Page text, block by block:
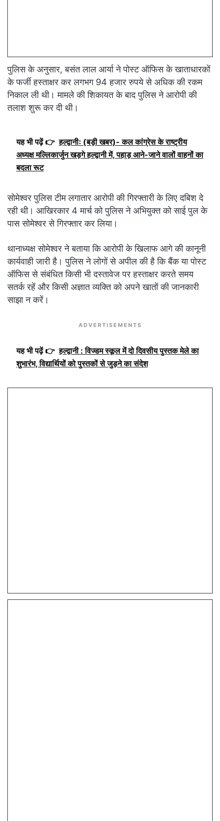
पुलिस के अनुसार, बसंत लाल आर्या ने पोस्ट ऑफिस के खाताधारकों
के फर्जी हस्ताक्षर कर लगभग 94 हजार रुपये से अधिक की रकम
निकाल ली थी। मामले की शिकायत के बाद पुलिस ने आरोपी की
तलाश शुरू कर दी थी।
यह भी पढ़ें 👉 हल्द्वानीः (बड़ी खबर)- कल कांग्रेस के राष्ट्रीय
अध्यक्ष मल्लिकार्जुन खड़गे हल्द्वानी में, पहाड़ आने-जाने वालों वाहनों का
बदला रूट
सोमेश्वर पुलिस टीम लगातार आरोपी की गिरफ्तारी के लिए दबिश दे
रही थी। आखिरकार 4 मार्च को पुलिस ने अभियुक्त को साई पुल के
पास सोमेश्वर से गिरफ्तार कर लिया।
थानाध्यक्ष सोमेश्वर ने बताया कि आरोपी के खिलाफ आगे की कानूनी
कार्यवाही जारी है। पुलिस ने लोगों से अपील की है कि बैंक या पोस्ट
ऑफिस से संबंधित किसी भी दस्तावेज पर हस्ताक्षर करते समय
सतर्क रहें और किसी अज्ञात व्यक्ति को अपने खातों की जानकारी
साझा न करें।
ADVERTISEMENTS
यह भी पढ़ें 👉 हल्द्वानी : विज्डम स्कूल में दो दिवसीय पुस्तक मेले का
शुभारंभ, विद्यार्थियों को पुस्तकों से जुड़ने का संदेश